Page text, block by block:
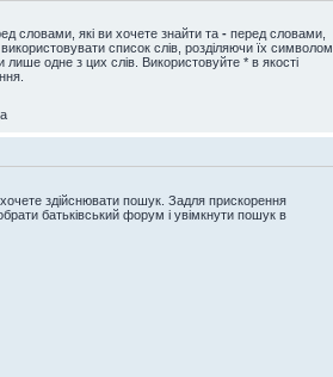
словами, які ви хочете знайти та - перед словами,
список слів, розділяючи їх символом
лише одне з цих слів. Використовуйте * в якості
здійснювати пошук. Задля прискорення
батьківський форум і увімкнути пошук в